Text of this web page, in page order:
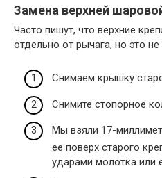
Замена верхней
Часто пишут, что верхние
отдельно от рычага, но это не
Снимаем крышку
Снимите стопорное
Мы взяли 17-
ее поверх старого
ударами молотка или